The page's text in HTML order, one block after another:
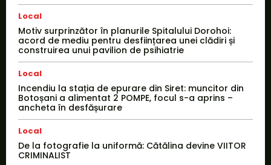
Local
Motiv surprinzător în planurile Spitalului Dorohoi:
acord de mediu pentru desființarea unei clădiri și
construirea unui pavilion de psihiatrie
Local
Incendiu la stația de epurare din Siret: muncitor din
Botoșani a alimentat 2 POMPE, focul s-a aprins –
ancheta în desfășurare
Local
De la fotografie la uniformă: Cătălina devine VIITOR
CRIMINALIST